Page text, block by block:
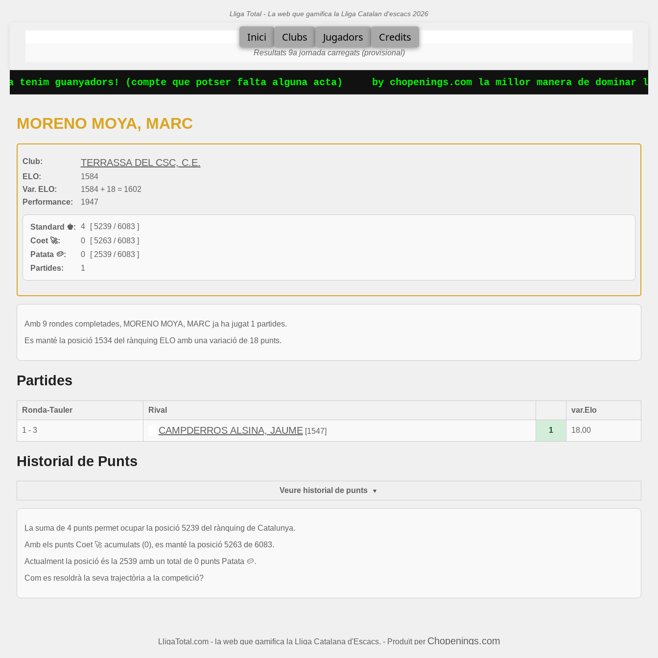
Lliga Total - La web que gamifica la Lliga Catalan d'escacs 2026
Inici Clubs Jugadors Credits
Resultats 9a jornada carregats (provisional)
tenim guanyadors! (compte que potser falta alguna acta) by chopenings.com la millor manera de dominar
MORENO MOYA, MARC
Club: TERRASSA DEL CSC, C.E.
ELO:
1584
Var. ELO:
1584 + 18 = 1602
Performance:
1947
Standard ♚: 4
[ 5239 / 6083 ]
Coet 🚀:
0
[ 5263 / 6083 ]
Patata 🥔:
0
[ 2539 / 6083 ]
Partides:
1
Amb 9 rondes completades, MORENO MOYA, MARC ja ha jugat 1 partides.
Es manté la posició 1534 del rànquing ELO amb una variació de 18 punts.
Partides
Ronda-Tauler Rival var.Elo
1 - 3 CAMPDERROS ALSINA, JAUME[1547] 1 18.00
Historial de Punts
Veure historial de punts
La suma de 4 punts permet ocupar la posició 5239 del rànquing de Catalunya.
Amb els punts Coet 🚀 acumulats (0), es manté la posició 5263 de 6083.
Actualment la posició és la 2539 amb un total de 0 punts Patata 🥔.
Com es resoldrà la seva trajectòria a la competició?
LligaTotal.com - la web que gamifica la Lliga Catalana d'Escacs. - Produït per Chopenings.com